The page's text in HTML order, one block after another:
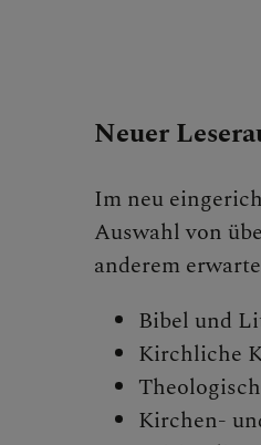
Neuer
Im neu
Auswahl von
anderem
Bibel und
Kirchliche
Kirchen-